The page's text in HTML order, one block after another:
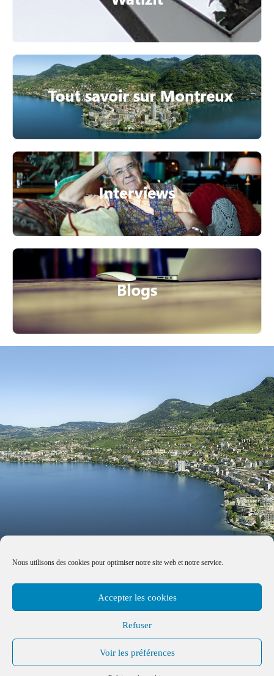
Nous utilisons des cookies pour optimiser notre site web et notre service.
Accepter les cookies
Refuser
Voir les préférences